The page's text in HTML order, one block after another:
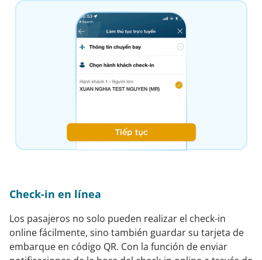
Check-in en línea
Los pasajeros no solo pueden realizar el check-in
online fácilmente, sino también guardar su tarjeta de
embarque en código QR. Con la función de enviar